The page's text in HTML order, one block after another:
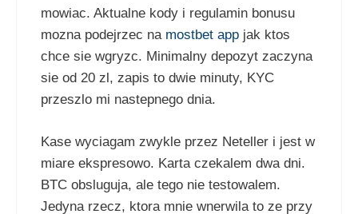
mowiac. Aktualne kody i regulamin bonusu
mozna podejrzec na mostbet app jak ktos
chce sie wgryzc. Minimalny depozyt zaczyna
sie od 20 zl, zapis to dwie minuty, KYC
przeszlo mi nastepnego dnia.
Kase wyciagam zwykle przez Neteller i jest w
miare ekspresowo. Karta czekalem dwa dni.
BTC obsluguja, ale tego nie testowalem.
Jedyna rzecz, ktora mnie wnerwila to ze przy